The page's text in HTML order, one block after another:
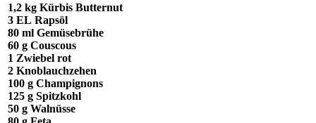
1,2 kg Kürbis Butternut
3 EL Rapsöl
80 ml Gemüsebrühe
60 g Couscous
1 Zwiebel rot
2 Knoblauchzehen
100 g Champignons
125 g Spitzkohl
50 g Walnüsse